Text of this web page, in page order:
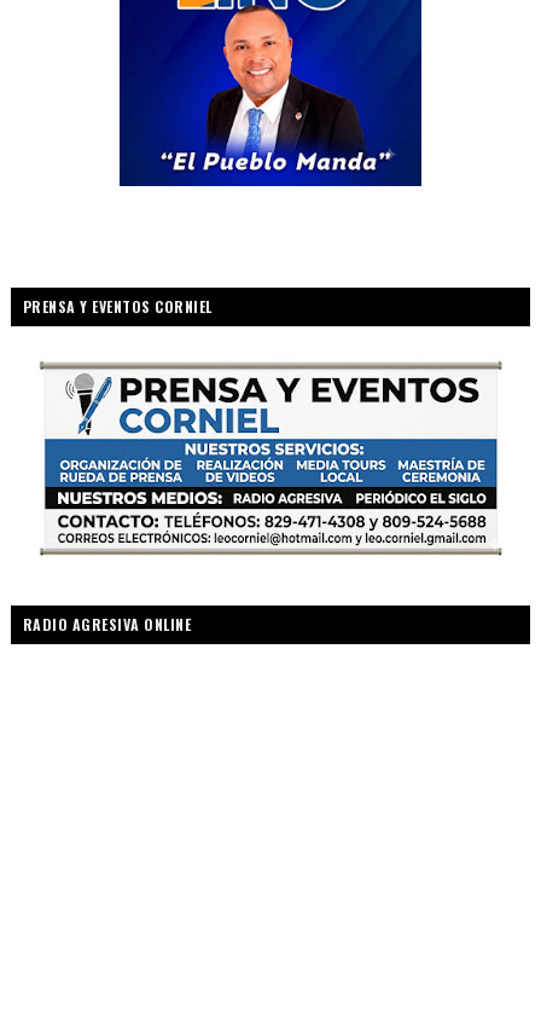
PRENSA Y EVENTOS CORNIEL
RADIO AGRESIVA ONLINE